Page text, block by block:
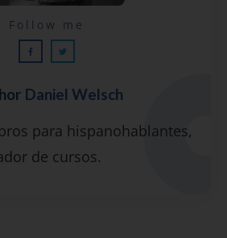
por email...
2 o 3 lecciones
además de la guía
al hablar inglés (y
Daniel Welsch
para hispanohablantes,
de cursos.
Follow me